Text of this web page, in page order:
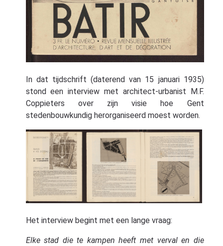
In dat tijdschrift (daterend van 15 januari 1935)
stond een interview met architect-urbanist M.F.
Coppieters over zijn visie hoe Gent
stedenbouwkundig herorganiseerd moest worden.
Het interview begint met een lange vraag:
Elke stad die te kampen heeft met verval en die